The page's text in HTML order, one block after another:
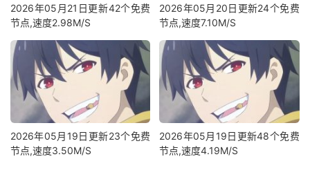
2026年05月21日更新42个免费
节点,速度2.98M/S
2026年05月20日更新24个免费
节点,速度7.10M/S
2026年05月19日更新23个免费
节点,速度3.50M/S
2026年05月19日更新48个免费
节点,速度4.19M/S